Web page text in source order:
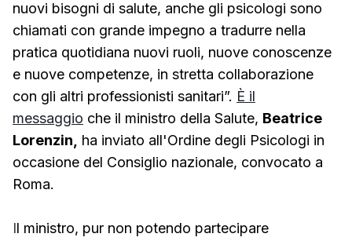
nuovi bisogni di salute, anche gli psicologi sono
chiamati con grande impegno a tradurre nella
pratica quotidiana nuovi ruoli, nuove conoscenze
e nuove competenze, in stretta collaborazione
con gli altri professionisti sanitari”. È il
messaggio che il ministro della Salute, Beatrice
Lorenzin, ha inviato all'Ordine degli Psicologi in
occasione del Consiglio nazionale, convocato a
Roma.
Il ministro, pur non potendo partecipare